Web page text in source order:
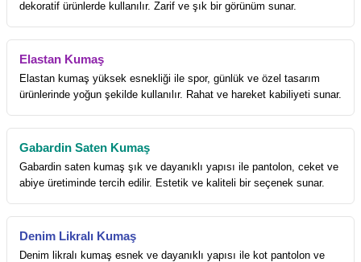
dekoratif ürünlerde kullanılır. Zarif ve şık bir görünüm sunar.
Elastan Kumaş
Elastan kumaş yüksek esnekliği ile spor, günlük ve özel tasarım
ürünlerinde yoğun şekilde kullanılır. Rahat ve hareket kabiliyeti sunar.
Gabardin Saten Kumaş
Gabardin saten kumaş şık ve dayanıklı yapısı ile pantolon, ceket ve
abiye üretiminde tercih edilir. Estetik ve kaliteli bir seçenek sunar.
Denim Likralı Kumaş
Denim likralı kumaş esnek ve dayanıklı yapısı ile kot pantolon ve